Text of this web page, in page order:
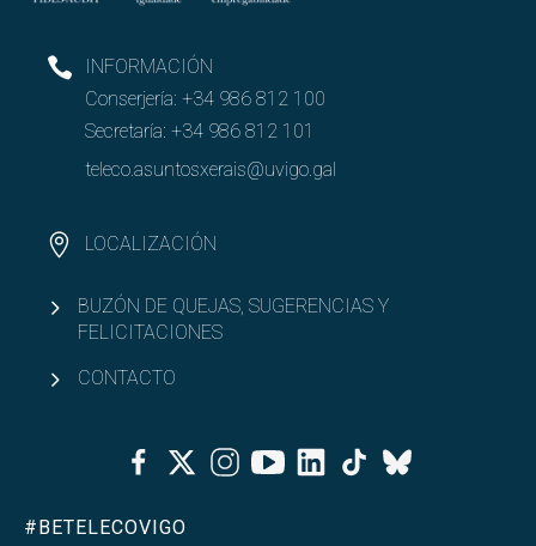
INFORMACIÓN
Conserjería: +34 986 812 100
Secretaría: +34 986 812 101
teleco.asuntosxerais@uvigo.gal
LOCALIZACIÓN
BUZÓN DE QUEJAS, SUGERENCIAS Y
FELICITACIONES
CONTACTO
FacebookTwitterInstagramYoutubeLinkedinTiktok
Bluesky
#BETELECOVIGO